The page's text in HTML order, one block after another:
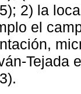
2) la
el
Tejada